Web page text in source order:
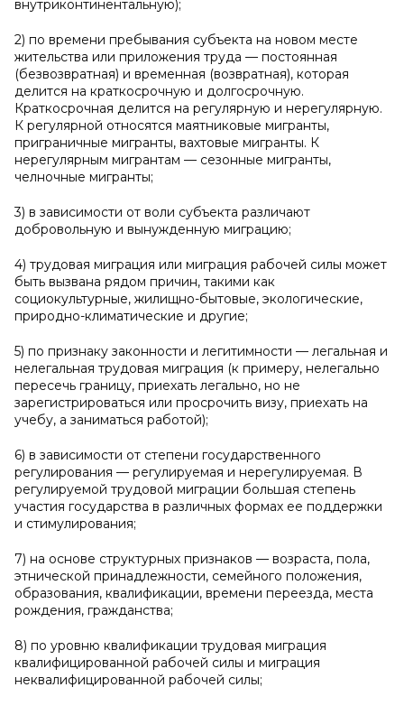
внутриконтинентальную);
2) по времени пребывания субъекта на новом месте
жительства или приложения труда — постоянная
(безвозвратная) и временная (возвратная), которая
делится на краткосрочную и долгосрочную.
Краткосрочная делится на регулярную и нерегулярную.
К регулярной относятся маятниковые мигранты,
приграничные мигранты, вахтовые мигранты. К
нерегулярным мигрантам — сезонные мигранты,
челночные мигранты;
3) в зависимости от воли субъекта различают
добровольную и вынужденную миграцию;
4) трудовая миграция или миграция рабочей силы может
быть вызвана рядом причин, такими как
социокультурные, жилищно-бытовые, экологические,
природно-климатические и другие;
5) по признаку законности и легитимности — легальная и
нелегальная трудовая миграция (к примеру, нелегально
пересечь границу, приехать легально, но не
зарегистрироваться или просрочить визу, приехать на
учебу, а заниматься работой);
6) в зависимости от степени государственного
регулирования — регулируемая и нерегулируемая. В
регулируемой трудовой миграции большая степень
участия государства в различных формах ее поддержки
и стимулирования;
7) на основе структурных признаков — возраста, пола,
этнической принадлежности, семейного положения,
образования, квалификации, времени переезда, места
рождения, гражданства;
8) по уровню квалификации трудовая миграция
квалифицированной рабочей силы и миграция
неквалифицированной рабочей силы;